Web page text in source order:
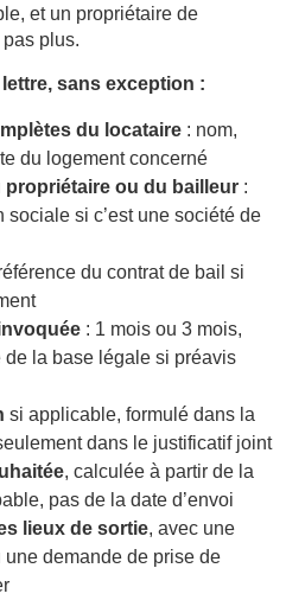
et un propriétaire de
plus.
sans exception :
du locataire : nom,
du logement concerné
ou du bailleur :
sociale si c’est une société de
du contrat de bail si
: 1 mois ou 3 mois,
la base légale si préavis
si applicable, formulé dans la
dans le justificatif joint
, calculée à partir de la
pas de la date d’envoi
lieux de sortie, avec une
demande de prise de